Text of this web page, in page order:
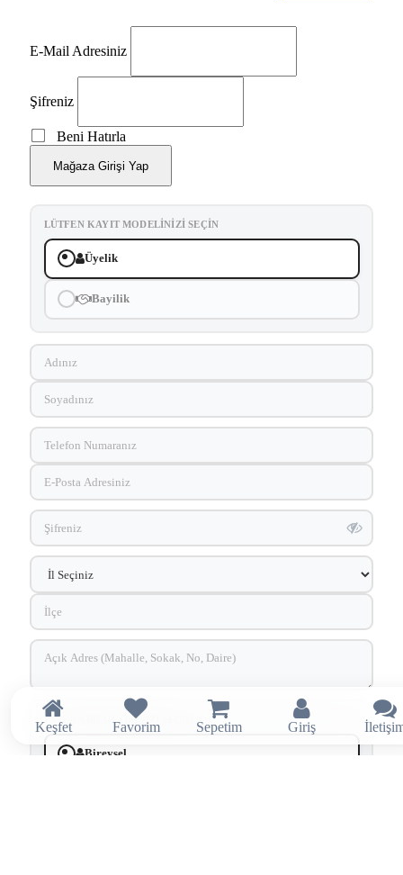
E-Mail Adresiniz
Şifreniz
Beni Hatırla
Mağaza Girişi Yap
LÜTFEN KAYIT MODELINIZI SEÇIN
Üyelik
Bayilik
FATURA BILGI TIPINIZI SEÇIN
Bireysel
Keşfet Favorim Sepetim Giriş